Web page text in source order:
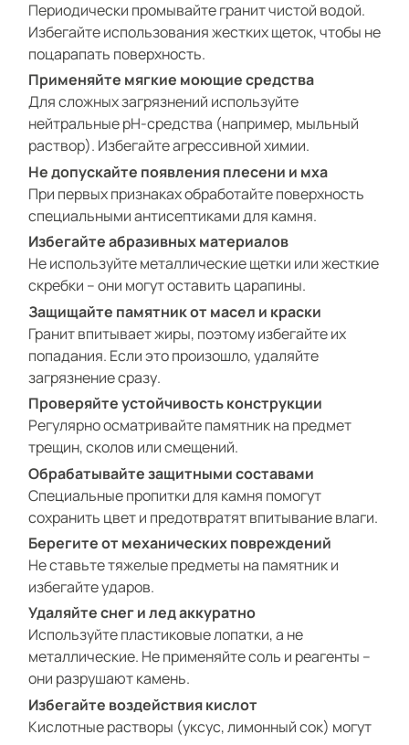
Периодически промывайте гранит чистой водой.
Избегайте использования жестких щеток, чтобы не
поцарапать поверхность.
Применяйте мягкие моющие средства
Для сложных загрязнений используйте
нейтральные pH-средства (например, мыльный
раствор). Избегайте агрессивной химии.
Не допускайте появления плесени и мха
При первых признаках обработайте поверхность
специальными антисептиками для камня.
Избегайте абразивных материалов
Не используйте металлические щетки или жесткие
скребки – они могут оставить царапины.
Защищайте памятник от масел и краски
Гранит впитывает жиры, поэтому избегайте их
попадания. Если это произошло, удаляйте
загрязнение сразу.
Проверяйте устойчивость конструкции
Регулярно осматривайте памятник на предмет
трещин, сколов или смещений.
Обрабатывайте защитными составами
Специальные пропитки для камня помогут
сохранить цвет и предотвратят впитывание влаги.
Берегите от механических повреждений
Не ставьте тяжелые предметы на памятник и
избегайте ударов.
Удаляйте снег и лед аккуратно
Используйте пластиковые лопатки, а не
металлические. Не применяйте соль и реагенты –
они разрушают камень.
Избегайте воздействия кислот
Кислотные растворы (уксус, лимонный сок) могут